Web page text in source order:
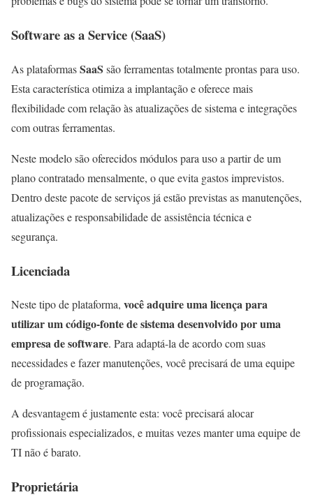
Software as a Service (SaaS)
As plataformasSaaS são ferramentas totalmente prontas para uso.
Esta característica otimiza a implantação e oferece mais
flexibilidade com relação às atualizações de sistema e integrações
com outras ferramentas.
Neste modelo são oferecidos módulos para uso a partir de um
plano contratado mensalmente, o que evita gastos imprevistos.
Dentro deste pacote de serviços já estão previstas as manutenções,
atualizações e responsabilidade de assistência técnica e
segurança.
Licenciada
Neste tipo de plataforma, você adquire uma licença para
utilizar um código-fonte de sistema desenvolvido por uma
empresa de software. Para adaptá-la de acordo com suas
necessidades e fazer manutenções, você precisará de uma equipe
de programação.
A desvantagem é justamente esta: você precisará alocar
profissionais especializados, e muitas vezes manter uma equipe de
TI não é barato.
Proprietária